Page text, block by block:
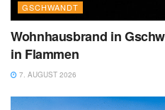
GSCHWANDT
Wohnhausbrand in
in Flammen
7. AUGUST 2026